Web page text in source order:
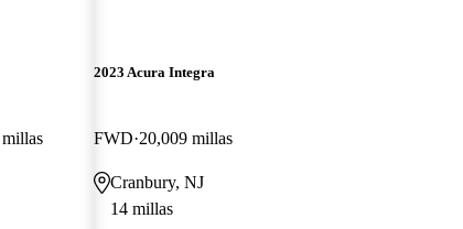
2023 Acura Integra
FWD 20,009 millas
Cranbury, NJ
14 millas